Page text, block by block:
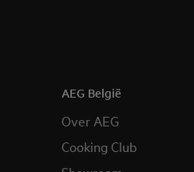
AEG België
Over AEG
Cooking Club